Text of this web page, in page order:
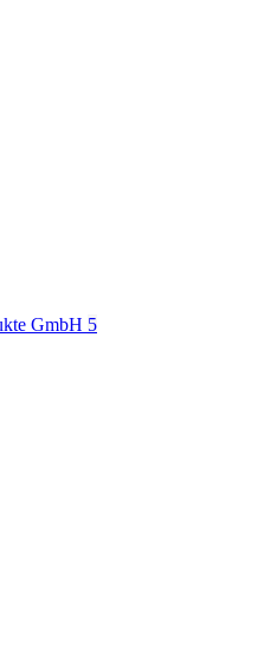
GmbH 5